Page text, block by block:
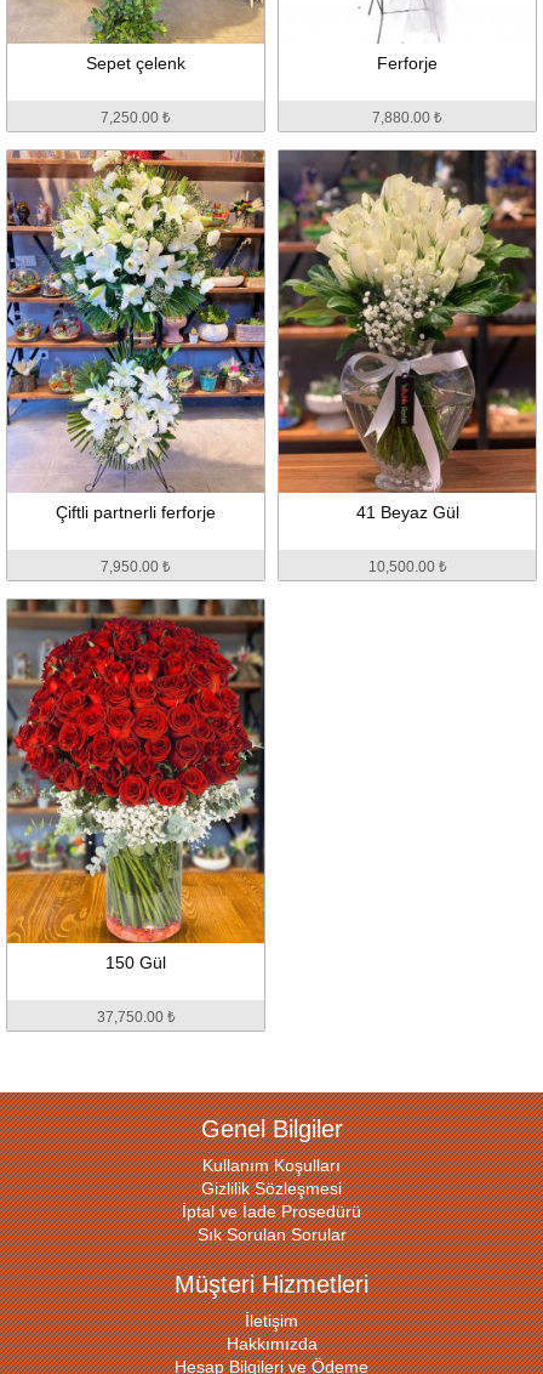
Sepet çelenk
7,250.00 ₺
Ferforje
7,880.00 ₺
Çiftli partnerli ferforje
7,950.00 ₺
41 Beyaz Gül
10,500.00 ₺
150 Gül
37,750.00 ₺
Genel Bilgiler
Kullanım Koşulları
Gizlilik Sözleşmesi
İptal ve İade Prosedürü
Sık Sorulan Sorular
Müşteri Hizmetleri
İletişim
Hakkımızda
Hesap Bilgileri ve Ödeme